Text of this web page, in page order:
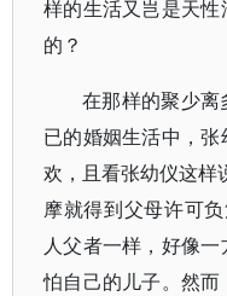
样的生活又岂是天
的？
在那样的聚少
已的婚姻生活中，
欢，且看张幼仪这样
摩就得到父母许可负
人父者一样，好像
怕自己的儿子。然